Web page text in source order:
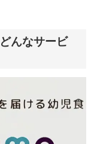
んなサービ